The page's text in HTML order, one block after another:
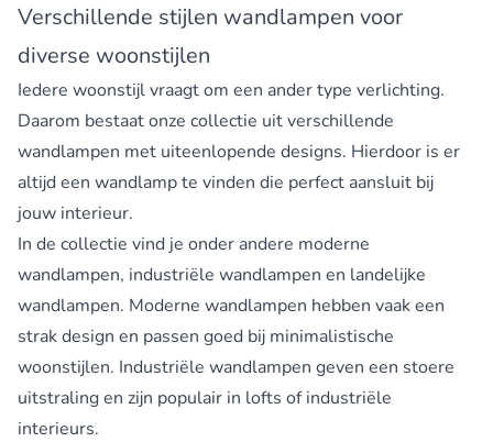
Verschillende stijlen wandlampen voor
diverse woonstijlen
Iedere woonstijl vraagt om een ander type verlichting.
Daarom bestaat onze collectie uit verschillende
wandlampen met uiteenlopende designs. Hierdoor is er
altijd een wandlamp te vinden die perfect aansluit bij
jouw interieur.
In de collectie vind je onder andere moderne
wandlampen, industriële wandlampen en landelijke
wandlampen. Moderne wandlampen hebben vaak een
strak design en passen goed bij minimalistische
woonstijlen. Industriële wandlampen geven een stoere
uitstraling en zijn populair in lofts of industriële
interieurs.